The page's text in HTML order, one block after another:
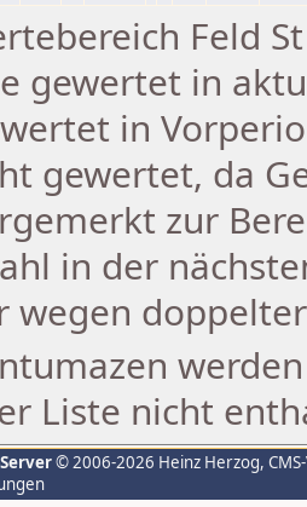
Feld
gewertet in
in
gewertet, da
zur
in der
wegen
Liste nicht
© 2006-2026 Heinz Herzog,